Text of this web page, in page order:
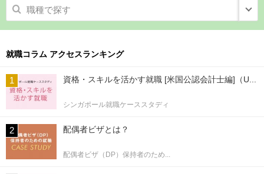
職種で探す
就職コラム アクセスランキング
資格・スキルを活かす就職 [米国公認会計士編]（U...
シンガポール就職ケーススタディ
配偶者ビザとは？
配偶者ビザ（DP）保持者のため...